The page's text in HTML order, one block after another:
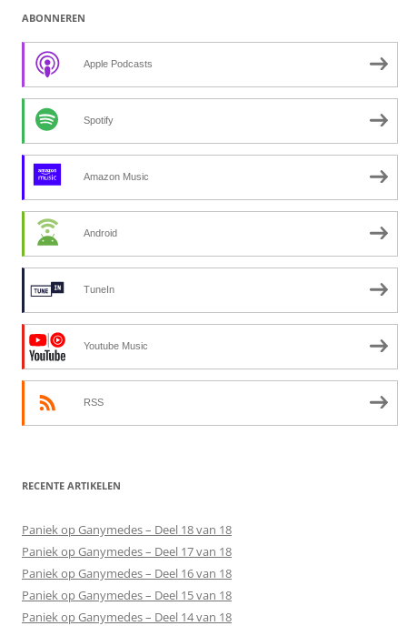
ABONNEREN
Apple Podcasts
Spotify
Amazon Music
Android
TuneIn
Youtube Music
RSS
RECENTE ARTIKELEN
Paniek op Ganymedes – Deel 18 van 18
Paniek op Ganymedes – Deel 17 van 18
Paniek op Ganymedes – Deel 16 van 18
Paniek op Ganymedes – Deel 15 van 18
Paniek op Ganymedes – Deel 14 van 18